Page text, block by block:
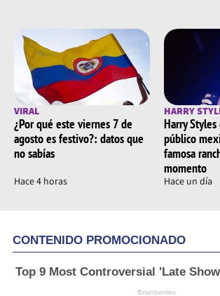
VIRAL
¿Por qué este viernes 7 de
agosto es festivo?: datos que
no sabías
Hace 4 horas
HARRY
Harry
público
famosa
momento
Hace un día